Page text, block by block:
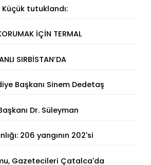
tutuklandı:
gelişme
İÇİN TERMAL
SIRBİSTAN’DA
OLDU!
Başkanı Sinem Dedetaş
Dr. Süleyman
Birinci’ye taziye ziyareti
206 yangının 202'si
Gazetecileri Çatalca'da